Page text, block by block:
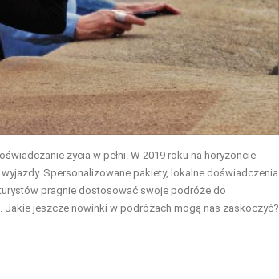
życia w pełni. W 2019 roku na horyzoncie
Spersonalizowane pakiety, lokalne doświadczenia
pragnie dostosować swoje podróże do
jeszcze nowinki w podróżach mogą nas zaskoczyć?